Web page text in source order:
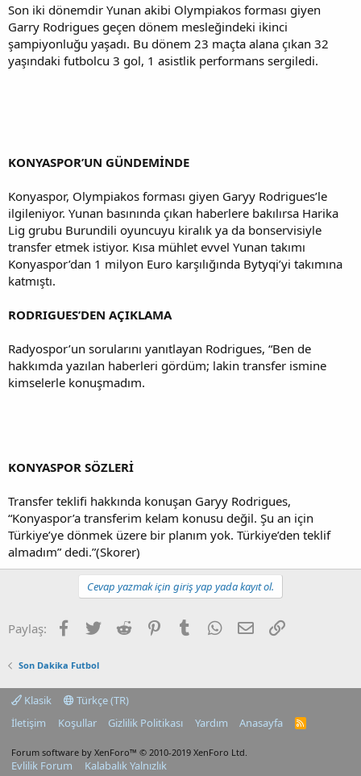
Son iki dönemdir Yunan akibi Olympiakos forması giyen
Garry Rodrigues geçen dönem mesleğindeki ikinci
şampiyonluğu yaşadı. Bu dönem 23 maçta alana çıkan 32
yaşındaki futbolcu 3 gol, 1 asistlik performans sergiledi.
KONYASPOR’UN GÜNDEMİNDE
Konyaspor, Olympiakos forması giyen Garyy Rodrigues’le
ilgileniyor. Yunan basınında çıkan haberlere bakılırsa Harika
Lig grubu Burundili oyuncuyu kiralık ya da bonservisiyle
transfer etmek istiyor. Kısa mühlet evvel Yunan takımı
Konyaspor’dan 1 milyon Euro karşılığında Bytyqi’yi takımına
katmıştı.
RODRIGUES’DEN AÇIKLAMA
Radyospor’un sorularını yanıtlayan Rodrigues, “Ben de
hakkımda yazılan haberleri gördüm; lakin transfer ismine
kimselerle konuşmadım.
KONYASPOR SÖZLERİ
Transfer teklifi hakkında konuşan Garyy Rodrigues,
“Konyaspor’a transferim kelam konusu değil. Şu an için
Türkiye’ye dönmek üzere bir planım yok. Türkiye’den teklif
almadım” dedi.”(Skorer)
Cevap yazmak için giriş yap yada kayıt ol.
Paylaş: Facebook
TwitterReddit PinterestTumblrWhatsApp
E-postaLink
Son Dakika Futbol
Klasik
Türkçe (TR)
İletişim
Koşullar Gizlilik Politikası Yardım Anasayfa
R
Forum software by XenForo™ © 2010-2019 XenForo Ltd.
Evlilik Forum Kalabalık Yalnızlık